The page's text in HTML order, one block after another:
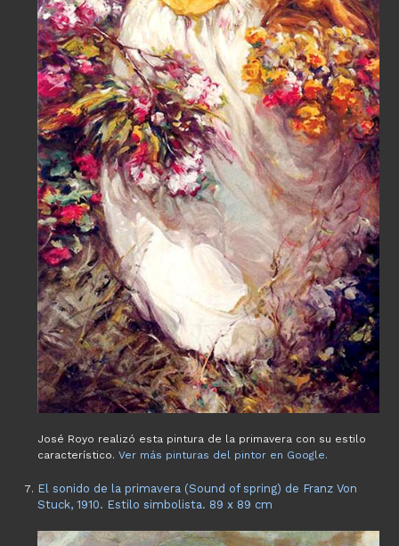
José Royo realizó esta pintura de la primavera con su estilo
característico.Ver más pinturas del pintor en Google.
El sonido de la primavera (Sound of spring) de Franz Von
Stuck, 1910. Estilo simbolista. 89 x 89 cm